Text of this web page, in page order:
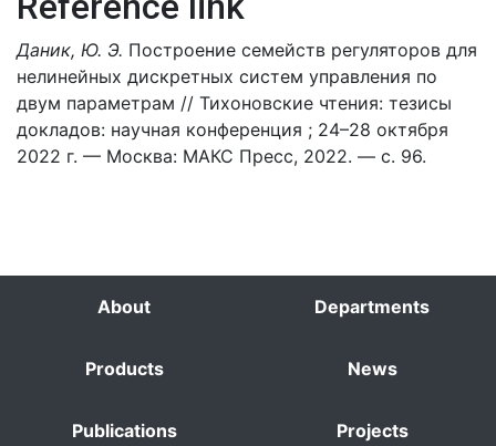
Даник, Ю. Э. Построение семейств регуляторов для
нелинейных дискретных систем управления по
двум параметрам // Тихоновские чтения: тезисы
докладов: научная конференция ; 24–28 октября
2022 г. — Москва: МАКС Пресс, 2022. — с. 96.
About Departments
Products News
Publications Projects